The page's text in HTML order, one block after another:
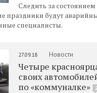
Следить за
праздники будут
специалисты.
27.09.18 Новости
Четыре
своих
по «коммуналке»